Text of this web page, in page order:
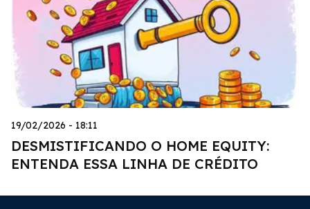
19/02/2026 - 18:11
DESMISTIFICANDO O HOME EQUITY:
ENTENDA ESSA LINHA DE CRÉDITO